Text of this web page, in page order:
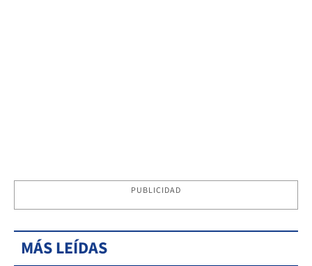
PUBLICIDAD
MÁS LEÍDAS